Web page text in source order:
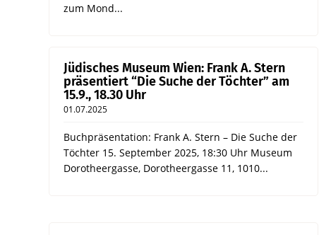
zum Mond...
Jüdisches Museum Wien: Frank A. Stern
präsentiert “Die Suche der Töchter” am
15.9., 18.30 Uhr
01.07.2025
Buchpräsentation: Frank A. Stern – Die Suche der
Töchter 15. September 2025, 18:30 Uhr Museum
Dorotheergasse, Dorotheergasse 11, 1010...